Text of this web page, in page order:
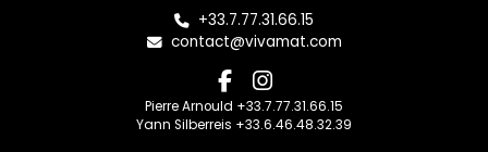
+33.7.77.31.66.15
contact@vivamat.com
facebook
instagram
Pierre Arnould +33.7.77.31.66.15
Yann Silberreis +33.6.46.48.32.39